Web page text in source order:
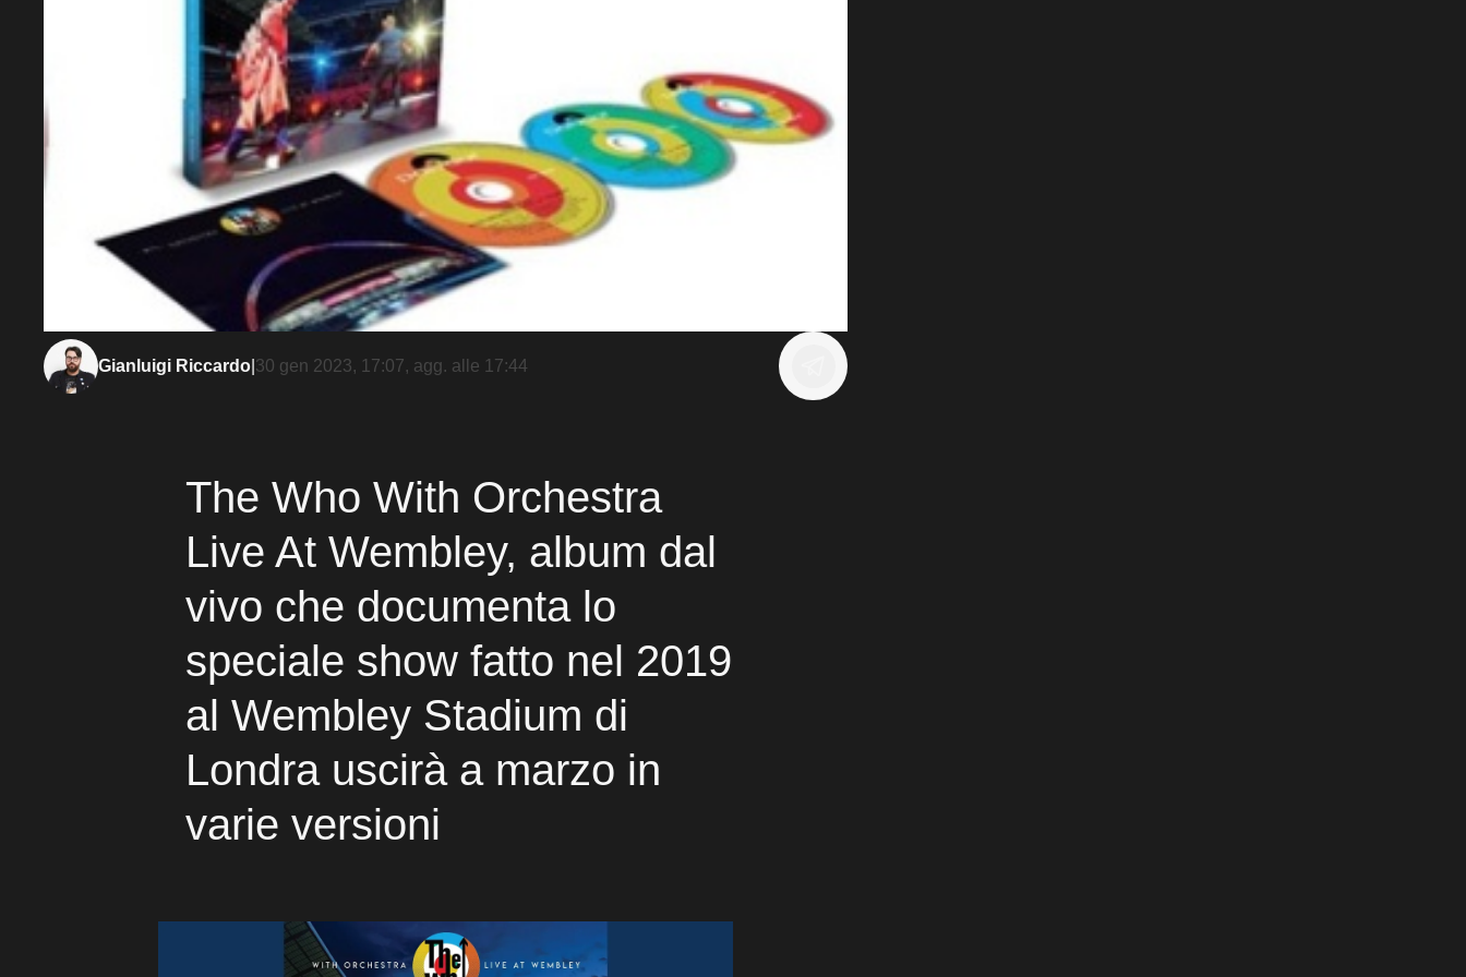
Gianluigi Riccardo 30 gen 2023, 17:07, agg. alle 17:44
The Who With Orchestra
Live At Wembley, album dal
vivo che documenta lo
speciale show fatto nel 2019
al Wembley Stadium di
Londra uscirà a marzo in
varie versioni